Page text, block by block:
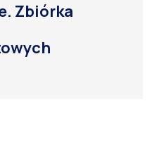
Zbiórka